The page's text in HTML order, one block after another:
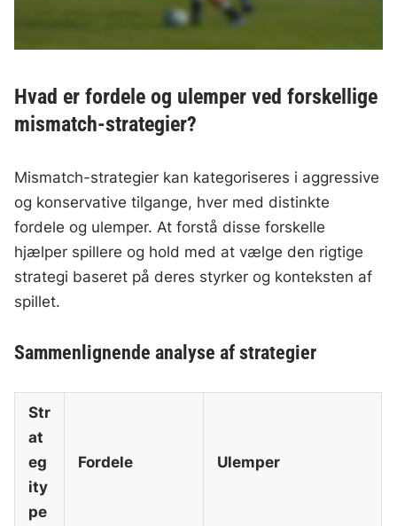
Hvad er fordele og ulemper ved forskellige
mismatch-strategier?
Mismatch-strategier kan kategoriseres i aggressive
og konservative tilgange, hver med distinkte
fordele og ulemper. At forstå disse forskelle
hjælper spillere og hold med at vælge den rigtige
strategi baseret på deres styrker og konteksten af
spillet.
Sammenlignende analyse af strategier
Str
at
eg
ity
pe
Fordele Ulemper